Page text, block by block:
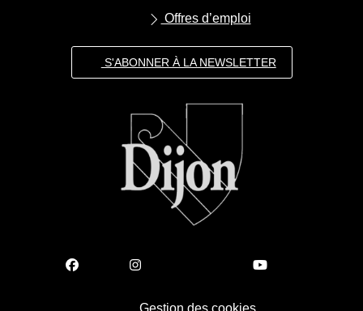
Offres d’emploi
S'ABONNER À LA NEWSLETTER
Gestion des cookies